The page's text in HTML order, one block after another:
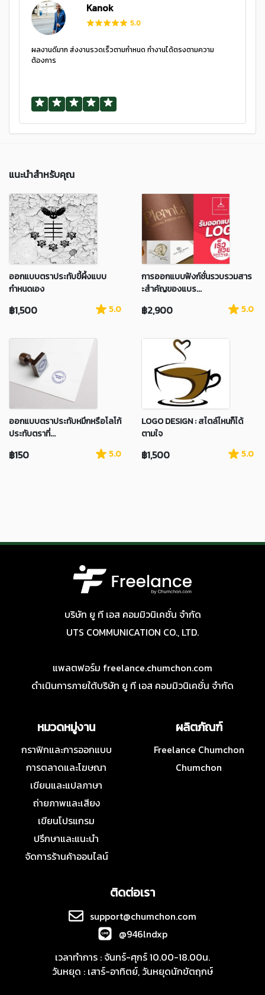
Kanok
5.0
ผลงานดีมาก ส่งงานรวดเร็วตามกำหนด ทำงานได้ตรงตามความ
ต้องการ
แนะนำสำหรับคุณ
ออกแบบตราประทับขี้ผึ้งแบบ
กำหนดเอง
฿1,500 5.0
การออกแบบฟังก์ชั่นรวบรวมสาร
ะสําคัญของแบร...
฿2,900 5.0
ออกแบบตราประทับหมึกหรือโลโก้
ประทับตราที่...
฿150 5.0
LOGO DESIGN : สไตล์ไหนก็ได้
ตามใจ
฿1,500 5.0
บริษัท ยู ที เอส คอมมิวนิเคชั่น จำกัด
UTS COMMUNICATION CO., LTD.
แพลตฟอร์ม freelance.chumchon.com
ดำเนินการภายใต้บริษัท ยู ที เอส คอมมิวนิเคชั่น จำกัด
หมวดหมู่งาน
กราฟิกและการออกแบบ
การตลาดและโฆษณา
เขียนและแปลภาษา
ถ่ายภาพและเสียง
เขียนโปรแกรม
ปรึกษาและแนะนำ
จัดการร้านค้าออนไลน์
ผลิตภัณฑ์
Freelance Chumchon
Chumchon
ติดต่อเรา
support@chumchon.com
@946lndxp
เวลาทำการ : จันทร์-ศุกร์ 10.00-18.00น.
วันหยุด : เสาร์-อาทิตย์, วันหยุดนักขัตฤกษ์